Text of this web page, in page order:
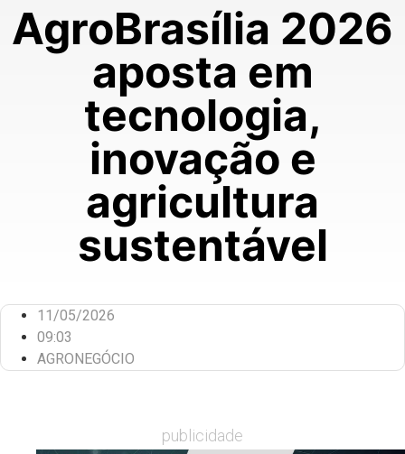
AgroBrasília 2026
aposta em
tecnologia,
inovação e
agricultura
sustentável
11/05/2026
09:03
AGRONEGÓCIO
publicidade